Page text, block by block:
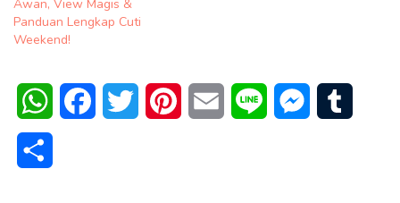
Awan, View Magis &
Panduan Lengkap Cuti
Weekend!
WhatsAppFacebookTwitter PinterestEmail Line Messenger